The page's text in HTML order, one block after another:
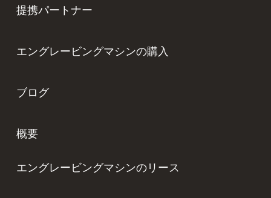
提携パートナー
エングレービングマシンの購入
ブログ
概要
エングレービングマシンのリース